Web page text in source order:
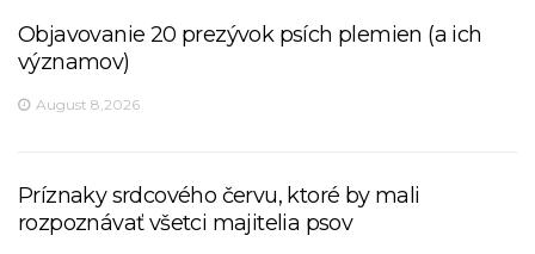
Objavovanie 20 prezývok psích plemien (a ich
významov)
August 8,2026
Príznaky srdcového červu, ktoré by mali
rozpoznávať všetci majitelia psov